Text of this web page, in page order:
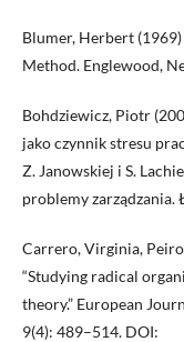
Blumer, Herbert
Method. Englewood,
Bohdziewicz, Piotr
jako czynnik stresu
Z. Janowskiej i S.
problemy
Carrero, Virginia,
“Studying radical
theory.” European
9(4): 489–514. DOI: